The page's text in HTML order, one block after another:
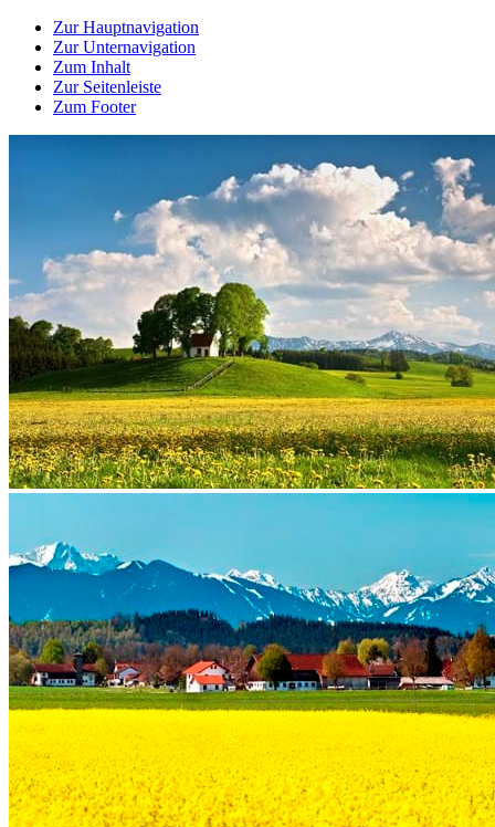
Zur Hauptnavigation
Zur Unternavigation
Zum Inhalt
Zur Seitenleiste
Zum Footer